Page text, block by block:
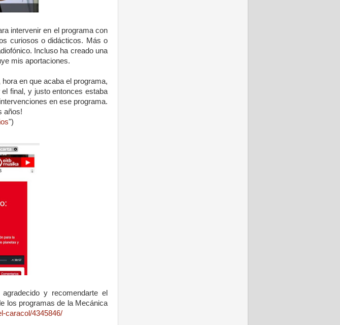
intervenir en el programa con
curiosos o didácticos. Más o
Incluso ha creado una
mis aportaciones.
en que acaba el programa,
final, y justo entonces estaba
en ese programa.
años!
")
y recomendarte el
los programas de la Mecánica
caracol/4345846/